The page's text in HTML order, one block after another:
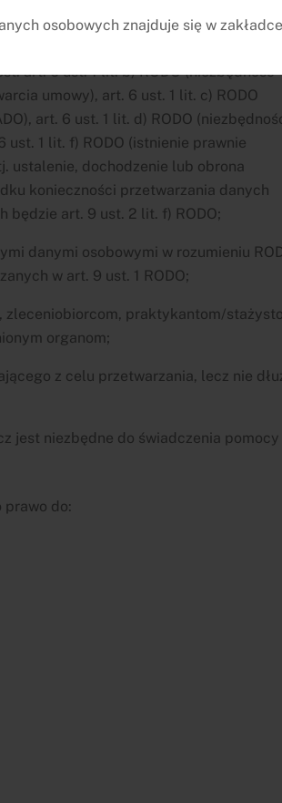
osobowych znajduje się w zakładce
(lub w celu zawarcia takiej umowy)
art. 6 ust. 1 lit. b) RODO (niezbędność
umowy), art. 6 ust. 1 lit. c) RODO
art. 6 ust. 1 lit. d) RODO
1 lit. f) RODO (istnienie prawnie
ustalenie, dochodzenie lub obrona
konieczności przetwarzania danych
art. 9 ust. 2 lit. f) RODO;
danymi osobowymi w rozumieniu
w art. 9 ust. 1 RODO;
zleceniobiorcom, praktykantom/
organom;
z celu przetwarzania, lecz nie
jest niezbędne do świadczenia pomocy
prawo do: